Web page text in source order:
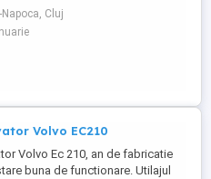
NOI - ( pe stoc SAU în
ZASLAW - cu termen SCURT de
VEHICULE : -
Napoca, Cluj
Volvo EC210
Volvo Ec 210, an de fabricatie
buna de functionare. Utilajul